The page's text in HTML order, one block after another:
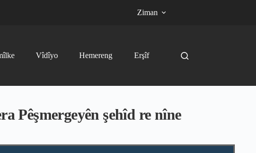
Ziman
Vîdîyo Hemereng Erşîf
Pêşmergeyên şehîd re nîne